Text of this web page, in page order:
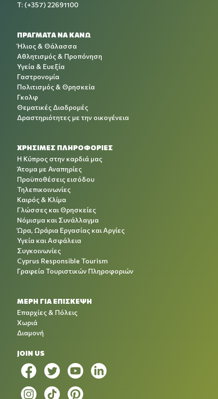
T: (+357) 22691100
ΠΡΑΓΜΑΤΑ ΝΑ ΚΑΝΩ
Ήλιος & Θάλασσα
Αθλητισμός & Προπόνηση
Υγεία & Ευεξία
Γαστρονομία
Πολιτισμός & Θρησκεία
Γκολφ
Θεματικές Διαδρομές
Δραστηριότητες με την οικογένεια
ΧΡΉΣΙΜΕΣ ΠΛΗΡΟΦΟΡΊΕΣ
Η Κύπρος στην καρδιά μας
Άτομα με Αναπηρίες
Προϋποθέσεις εισόδου
Τηλεπικοινωνίες
Καιρός & Κλίμα
Γλώσσες και Θρησκείες
Νόμισμα και Συνάλλαγμα
Ώρα, Ωράρια Εργασίας και Αργίες
Υγεία και Ασφάλεια
Συγκοινωνίες
Cyprus Responsible Tourism
Γραφεία Τουριστικών Πληροφοριών
ΜΕΡΗ ΓΙΑ ΕΠΙΣΚΕΨΗ
Επαρχίες & Πόλεις
Χωριά
Διαμονή
JOIN US